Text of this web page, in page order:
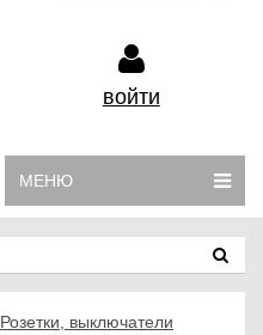
войти
МЕНЮ
Розетки, выключатели